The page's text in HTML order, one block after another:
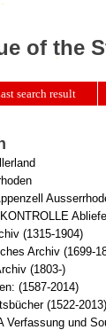
(1315-1904)
Archiv (1699-
(1803-)
(1587-2014)
(1522-2013)
Verfassung und
of the
search result